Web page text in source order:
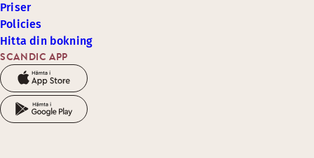
SCANDIC APP
Priser
Policies
Hitta din bokning